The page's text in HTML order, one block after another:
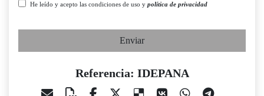
He leído y acepto las condiciones de uso y política de privacidad
Enviar
Referencia: IDEPANA